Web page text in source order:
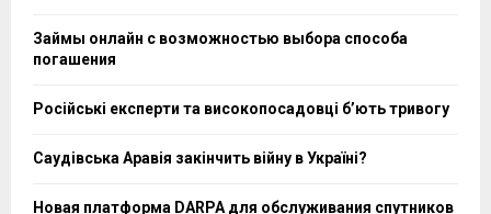
Займы онлайн с возможностью выбора способа
погашения
Російські експерти та високопосадовці бʼють тривогу
Саудівська Аравія закінчить війну в Україні?
Новая платформа DARPA для обслуживания спутников